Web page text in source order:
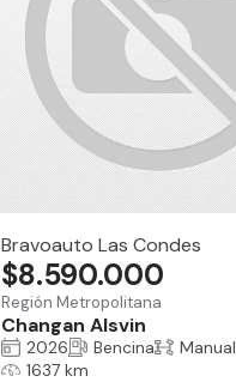
Bravoauto Las Condes
Región Metropolitana
Changan Alsvin
$8.590.000
2026 Bencina
Manual
1637 km